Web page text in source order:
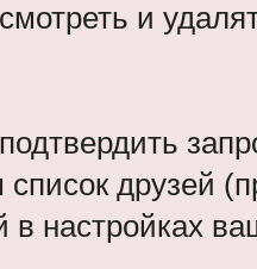
и
друзей
в настройках